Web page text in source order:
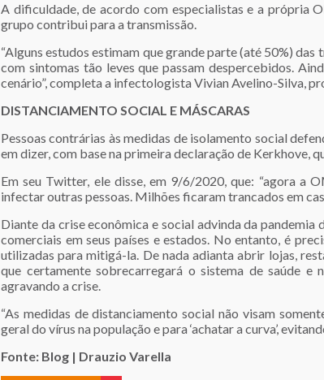
A dificuldade, de acordo com especialistas e a própria
grupo contribui para a transmissão.
“Alguns estudos estimam que grande parte (até 50%)
com sintomas tão leves que passam despercebidos.
cenário”, completa a infectologista Vivian Avelino-Silva,
DISTANCIAMENTO SOCIAL E MÁSCARAS
Pessoas contrárias às medidas de isolamento social
em dizer, com base na primeira declaração de Kerkhove,
Em seu Twitter, ele disse, em 9/6/2020, que: “agora a
infectar outras pessoas. Milhões ficaram trancados em
Diante da crise econômica e social advinda da
comerciais em seus países e estados. No entanto, é
utilizadas para mitigá-la. De nada adianta abrir lojas,
que certamente sobrecarregará o sistema de saúde
agravando a crise.
“As medidas de distanciamento social não visam
geral do vírus na população e para ‘achatar a curva’,
Fonte: Blog | Drauzio Varella